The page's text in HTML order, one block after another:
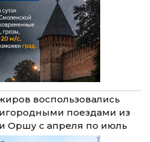
воспользовались
поездами из
Оршу с апреля по июль